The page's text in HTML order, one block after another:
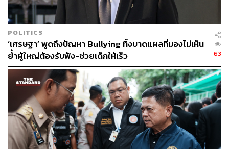
POLITICS
‘เศรษฐา’ พูดถึงปัญหา Bullying ทิ้งบาดแผลที่มองไม่เห็น
ย้ำผู้ใหญ่ต้องรับฟัง-ช่วยเด็กให้เร็ว
63